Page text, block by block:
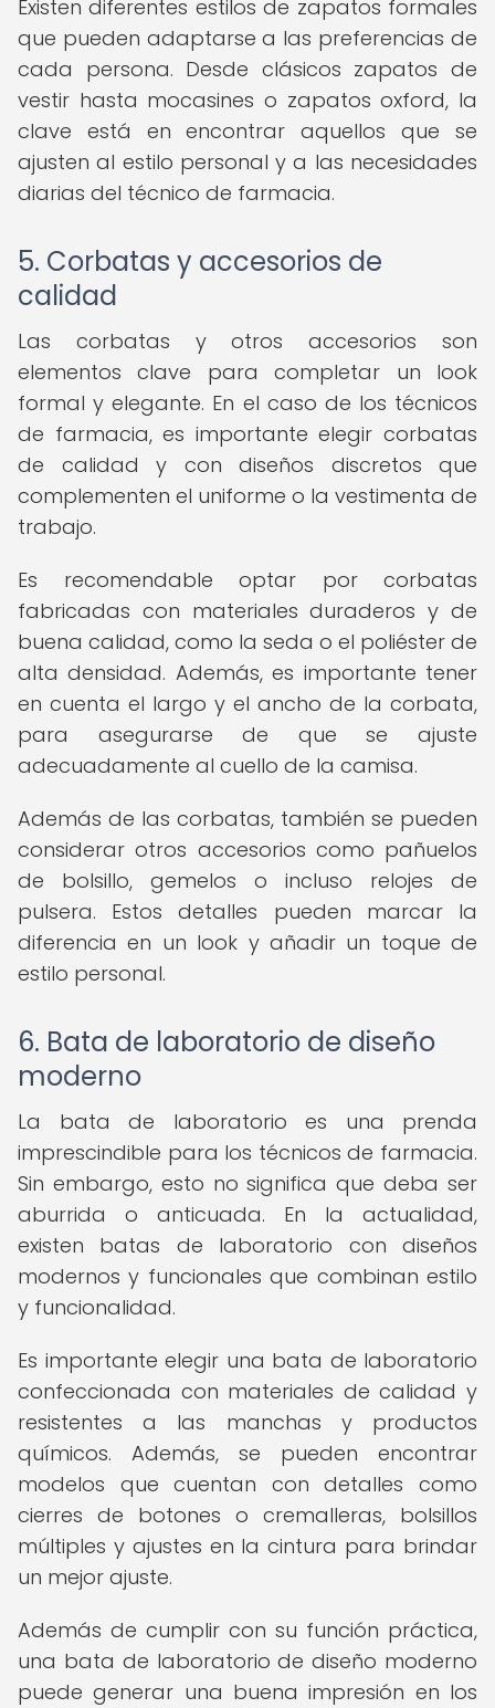
Existen diferentes estilos de zapatos formales
que pueden adaptarse a las preferencias de
cada persona. Desde clásicos zapatos de
vestir hasta mocasines o zapatos oxford, la
clave está en encontrar aquellos que se
ajusten al estilo personal y a las necesidades
diarias del técnico de farmacia.
5. Corbatas y accesorios de
calidad
Las corbatas y otros accesorios son
elementos clave para completar un look
formal y elegante. En el caso de los técnicos
de farmacia, es importante elegir corbatas
de calidad y con diseños discretos que
complementen el uniforme o la vestimenta de
trabajo.
Es recomendable optar por corbatas
fabricadas con materiales duraderos y de
buena calidad, como la seda o el poliéster de
alta densidad. Además, es importante tener
en cuenta el largo y el ancho de la corbata,
para asegurarse de que se ajuste
adecuadamente al cuello de la camisa.
Además de las corbatas, también se pueden
considerar otros accesorios como pañuelos
de bolsillo, gemelos o incluso relojes de
pulsera. Estos detalles pueden marcar la
diferencia en un look y añadir un toque de
estilo personal.
6. Bata de laboratorio de diseño
moderno
La bata de laboratorio es una prenda
imprescindible para los técnicos de farmacia.
Sin embargo, esto no significa que deba ser
aburrida o anticuada. En la actualidad,
existen batas de laboratorio con diseños
modernos y funcionales que combinan estilo
y funcionalidad.
Es importante elegir una bata de laboratorio
confeccionada con materiales de calidad y
resistentes a las manchas y productos
químicos. Además, se pueden encontrar
modelos que cuentan con detalles como
cierres de botones o cremalleras, bolsillos
múltiples y ajustes en la cintura para brindar
un mejor ajuste.
Además de cumplir con su función práctica,
una bata de laboratorio de diseño moderno
puede generar una buena impresión en los